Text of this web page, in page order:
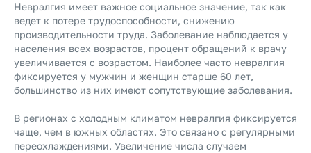
Невралгия имеет важное социальное значение, так как
ведет к потере трудоспособности, снижению
производительности труда. Заболевание наблюдается у
населения всех возрастов, процент обращений к врачу
увеличивается с возрастом. Наиболее часто невралгия
фиксируется у мужчин и женщин старше 60 лет,
большинство из них имеют сопутствующие заболевания.
В регионах с холодным климатом невралгия фиксируется
чаще, чем в южных областях. Это связано с регулярными
переохлаждениями. Увеличение числа случаем